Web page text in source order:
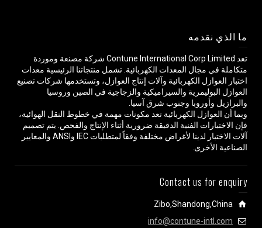
ما الذي نقدمه
تعد Contune International Corp Limited شركة مصنعة وموردة
متكاملة في مجال المعدات الكهربائية. تشمل منتجاتنا الرئيسية معدات
اختبار العوازل الكهربائية وآلات إنتاج العوازل، وتستخدمها شركات تصنيع
العوازل البوليمرية والسيراميكية والزجاجية في الصين وروسيا
والبرازيل وأوروبا وجنوب شرق آسيا.
وبما أن العوازل الكهربائية تعد مكونات مهمة في خطوط النقل الهوائية،
فإن الاختبارات الفنية الدقيقة ضرورية أثناء الإنتاج والفحص. يتم تصميم
آلات الاختبار لدينا لأغراض مختلفة وفقاً لمتطلبات IEC وANSI والمعايير
الصناعية الأخرى.
Contact us for enquiry
Zibo,Shandong,China
info@contune-intl.com